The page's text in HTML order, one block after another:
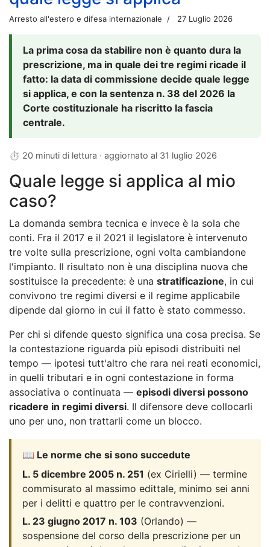
Arresto all'estero e difesa internazionale 27 Luglio 2026
La prima cosa da stabilire non è quanto dura la
prescrizione, ma in quale dei tre regimi ricade il
fatto: la data di commissione decide quale legge
si applica, e con la sentenza n. 38 del 2026 la
Corte costituzionale ha riscritto la fascia
centrale.
⏱ 20 minuti di lettura · aggiornato al 31 luglio 2026
Quale legge si applica al mio
caso?
La domanda sembra tecnica e invece è la sola che
conti. Fra il 2017 e il 2021 il legislatore è intervenuto
tre volte sulla prescrizione, ogni volta cambiandone
l'impianto. Il risultato non è una disciplina nuova che
sostituisce la precedente: è una stratificazione, in cui
convivono tre regimi diversi e il regime applicabile
dipende dal giorno in cui il fatto è stato commesso.
Per chi si difende questo significa una cosa precisa. Se
la contestazione riguarda più episodi distribuiti nel
tempo — ipotesi tutt'altro che rara nei reati economici,
in quelli tributari e in ogni contestazione in forma
associativa o continuata — episodi diversi possono
ricadere in regimi diversi. Il difensore deve collocarli
uno per uno, non trattarli come un blocco.
📖 Le norme che si sono succedute
L. 5 dicembre 2005 n. 251 (ex Cirielli) — termine
commisurato al massimo edittale, minimo sei anni
per i delitti e quattro per le contravvenzioni.
L. 23 giugno 2017 n. 103 (Orlando) —
sospensione del corso della prescrizione per un